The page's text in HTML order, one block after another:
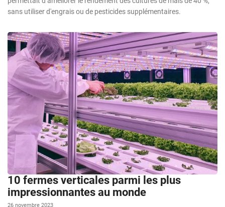
sans utiliser d'engrais ou de pesticides supplémentaires.
10 fermes verticales parmi les plus
impressionnantes au monde
26 novembre 2023